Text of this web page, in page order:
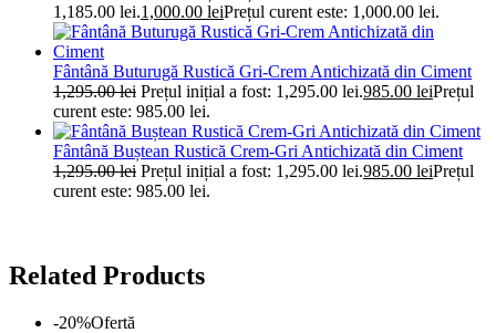
1,185.00 lei.1,000.00 leiPrețul curent este: 1,000.00 lei.
Fântână Buturugă Rustică Gri-Crem Antichizată din Ciment
1,295.00lei Prețul inițial a fost: 1,295.00 lei.985.00 leiPrețul
curent este: 985.00 lei.
Fântână Buștean Rustică Crem-Gri Antichizată din Ciment
1,295.00lei Prețul inițial a fost: 1,295.00 lei.985.00 leiPrețul
curent este: 985.00 lei.
Related Products
-20%Ofertă